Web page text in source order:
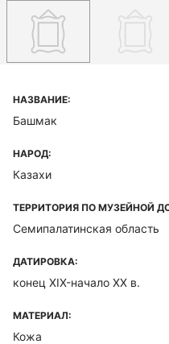
НАЗВАНИЕ:
Башмак
НАРОД:
Казахи
ТЕРРИТОРИЯ ПО МУЗЕЙНОЙ
Семипалатинская область
ДАТИРОВКА:
конец XIX-начало XX в.
МАТЕРИАЛ:
Кожа